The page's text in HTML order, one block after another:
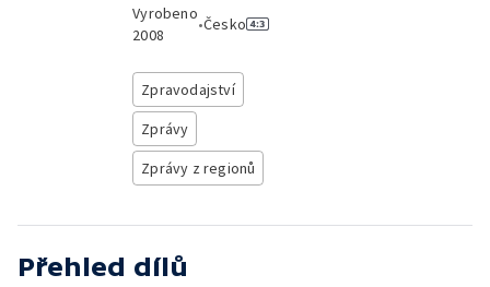
Vyrobeno
2008
•Česko
Zpravodajství
Zprávy
Zprávy z regionů
Přehled dílů